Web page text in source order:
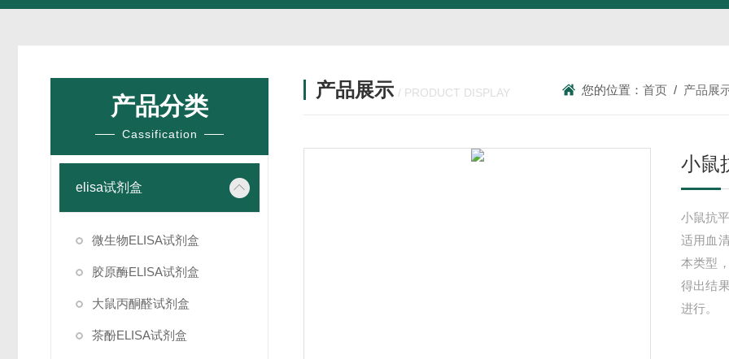
产品分类
Cassification
elisa试剂盒
微生物ELISA试剂盒
胶原酶ELISA试剂盒
大鼠丙酮醛试剂盒
茶酚ELISA试剂盒
产品展示 / PRODUCT DISPLAY 您的位置：首页 / 产品展
小鼠
小鼠抗
适用血
本类型
得出结
进行。